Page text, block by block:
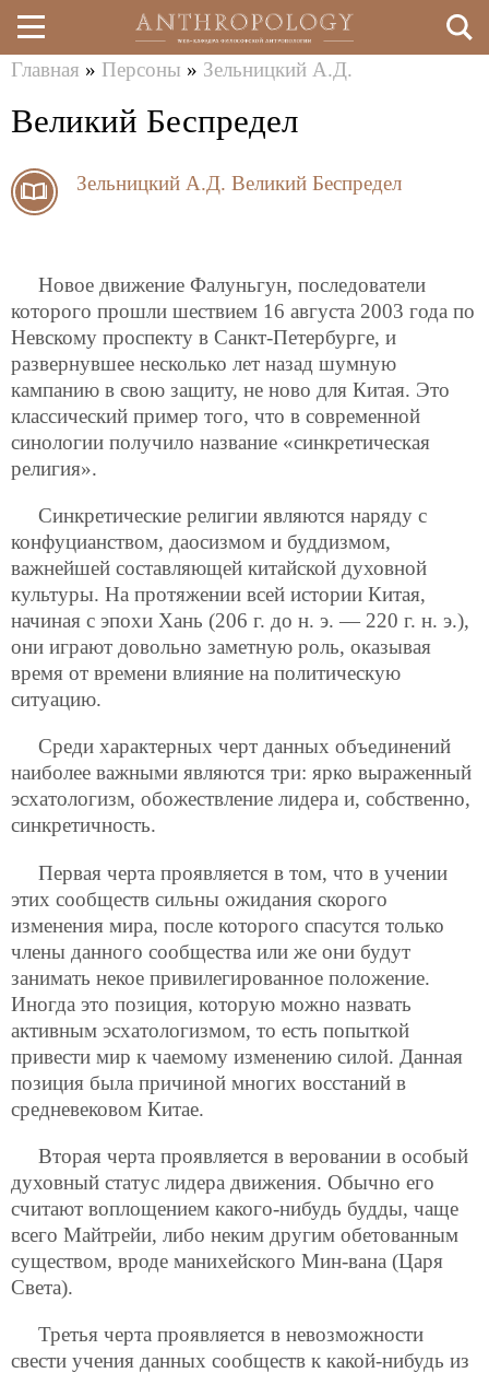
Перейти
к
содержанию
здесь
Главная » Персоны » Зельницкий А.Д.
Великий Беспредел
Зельницкий А.Д. Великий Беспредел
Новое движение Фалуньгун, последователи
которого прошли шествием 16 августа 2003 года по
Невскому проспекту в Санкт-Петербурге, и
развернувшее несколько лет назад шумную
кампанию в свою защиту, не ново для Китая. Это
классический пример того, что в современной
синологии получило название «синкретическая
религия».
Синкретические религии являются наряду с
конфуцианством, даосизмом и буддизмом,
важнейшей составляющей китайской духовной
культуры. На протяжении всей истории Китая,
начиная с эпохи Хань (206 г. до н. э. — 220 г. н. э.),
они играют довольно заметную роль, оказывая
время от времени влияние на политическую
ситуацию.
Среди характерных черт данных объединений
наиболее важными являются три: ярко выраженный
эсхатологизм, обожествление лидера и, собственно,
синкретичность.
Первая черта проявляется в том, что в учении
этих сообществ сильны ожидания скорого
изменения мира, после которого спасутся только
члены данного сообщества или же они будут
занимать некое привилегированное положение.
Иногда это позиция, которую можно назвать
активным эсхатологизмом, то есть попыткой
привести мир к чаемому изменению силой. Данная
позиция была причиной многих восстаний в
средневековом Китае.
Вторая черта проявляется в веровании в особый
духовный статус лидера движения. Обычно его
считают воплощением какого-нибудь будды, чаще
всего Майтрейи, либо неким другим обетованным
существом, вроде манихейского Мин-вана (Царя
Света).
Третья черта проявляется в невозможности
свести учения данных сообществ к какой-нибудь из